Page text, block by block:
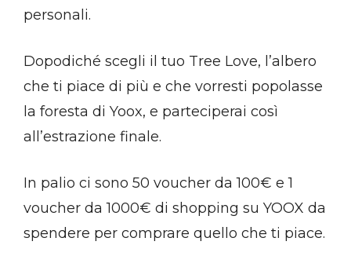
personali.
Dopodiché scegli il tuo Tree Love, l’albero
che ti piace di più e che vorresti popolasse
la foresta di Yoox, e parteciperai così
all’estrazione finale.
In palio ci sono 50 voucher da 100€ e 1
voucher da 1000€ di shopping su YOOX da
spendere per comprare quello che ti piace.